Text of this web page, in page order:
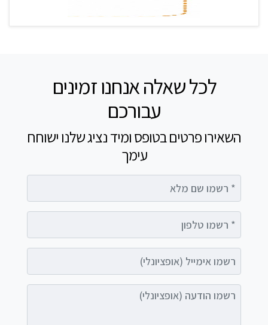
לכל שאלה אנחנו זמינים
עבורכם
השאירו פרטים בטופס ומיד נציג שלנו ישוחח
עימך
רשמו הודעה (אופציונלי)